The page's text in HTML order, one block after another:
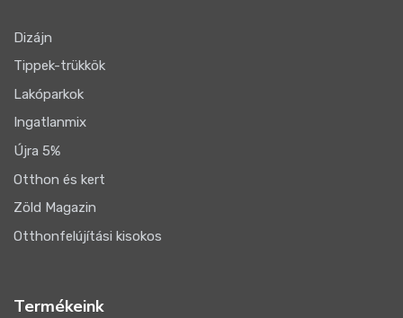
Dizájn
Tippek-trükkök
Lakóparkok
Ingatlanmix
Újra 5%
Otthon és kert
Zöld Magazin
Otthonfelújítási kisokos
Termékeink